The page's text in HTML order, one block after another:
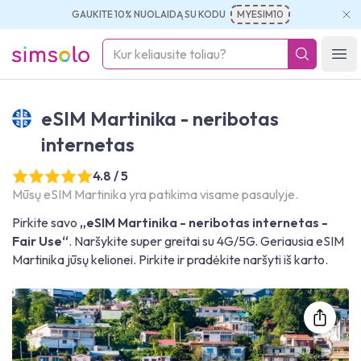
GAUKITE 10% NUOLAIDĄ SU KODU MYESIM10
simsolo
eSIM Martinika - neribotas
internetas
4.8 / 5
Mūsų eSIM Martinika yra patikima visame pasaulyje.
Pirkite savo „eSIM Martinika - neribotas internetas -
Fair Use“. Naršykite super greitai su 4G/5G. Geriausia eSIM
Martinika jūsų kelionei. Pirkite ir pradėkite naršyti iš karto.